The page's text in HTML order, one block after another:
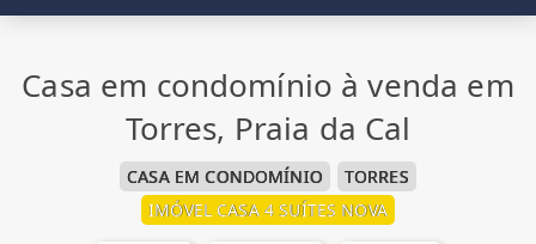
Casa em condomínio à venda em
Torres, Praia da Cal
CASA EM CONDOMÍNIO
TORRES
IMÓVEL CASA 4 SUÍTES NOVA